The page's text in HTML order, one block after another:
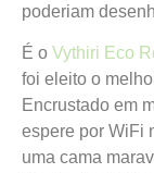
poderiam
É o Vythiri Eco
foi eleito o
Encrustado em
espere por WiFi
uma cama